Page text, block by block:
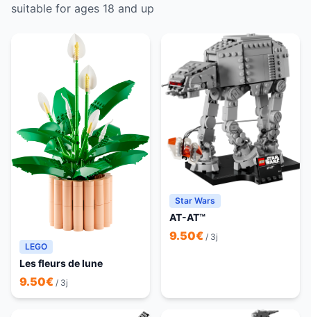
suitable for ages 18 and up
LEGO
Les fleurs de lune
9.50€ / 3j
Star Wars
AT-AT™
9.50€ / 3j